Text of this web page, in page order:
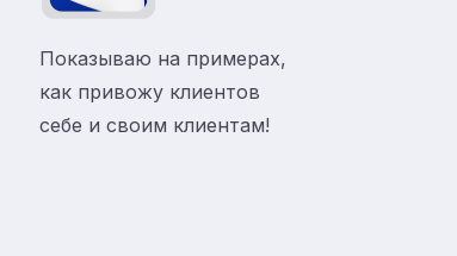
Показываю на примерах,
как привожу клиентов
себе и своим клиентам!